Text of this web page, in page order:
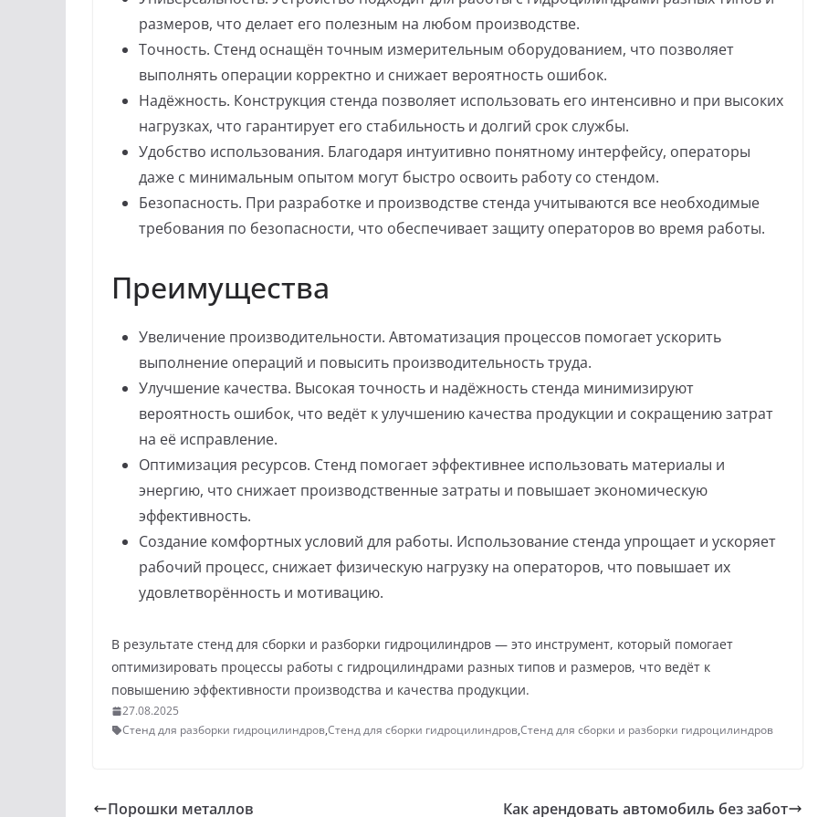
размеров, что делает его полезным на любом производстве.
Точность. Стенд оснащён точным измерительным оборудованием, что позволяет
выполнять операции корректно и снижает вероятность ошибок.
Надёжность. Конструкция стенда позволяет использовать его интенсивно и при высоких
нагрузках, что гарантирует его стабильность и долгий срок службы.
Удобство использования. Благодаря интуитивно понятному интерфейсу, операторы
даже с минимальным опытом могут быстро освоить работу со стендом.
Безопасность. При разработке и производстве стенда учитываются все необходимые
требования по безопасности, что обеспечивает защиту операторов во время работы.
Преимущества
Увеличение производительности. Автоматизация процессов помогает ускорить
выполнение операций и повысить производительность труда.
Улучшение качества. Высокая точность и надёжность стенда минимизируют
вероятность ошибок, что ведёт к улучшению качества продукции и сокращению затрат
на её исправление.
Оптимизация ресурсов. Стенд помогает эффективнее использовать материалы и
энергию, что снижает производственные затраты и повышает экономическую
эффективность.
Создание комфортных условий для работы. Использование стенда упрощает и ускоряет
рабочий процесс, снижает физическую нагрузку на операторов, что повышает их
удовлетворённость и мотивацию.
В результате стенд для сборки и разборки гидроцилиндров — это инструмент, который помогает
оптимизировать процессы работы с гидроцилиндрами разных типов и размеров, что ведёт к
повышению эффективности производства и качества продукции.
27.08.2025
Стенд для разборки гидроцилиндров,Стенд для сборки гидроцилиндров,Стенд для сборки и разборки гидроцилиндров
Порошки металлов Как арендовать автомобиль без забот